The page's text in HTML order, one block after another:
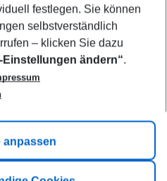
festlegen. Sie können
selbstverständlich
– klicken Sie dazu
Einstellungen ändern“.
anpassen